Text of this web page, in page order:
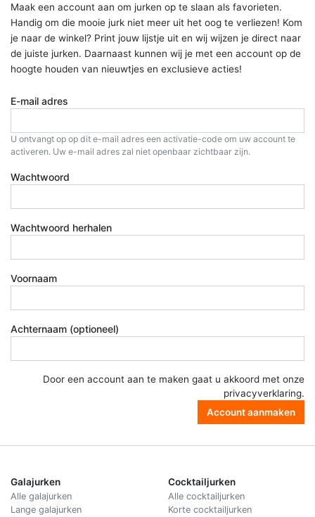
Maak een account aan om jurken op te slaan als favorieten.
Handig om die mooie jurk niet meer uit het oog te verliezen! Kom
je naar de winkel? Print jouw lijstje uit en wij wijzen je direct naar
de juiste jurken. Daarnaast kunnen wij je met een account op de
hoogte houden van nieuwtjes en exclusieve acties!
E-mail adres
U ontvangt op op dit e-mail adres een activatie-code om uw account te
activeren. Uw e-mail adres zal niet openbaar zichtbaar zijn.
Wachtwoord
Wachtwoord herhalen
Voornaam
Achternaam (optioneel)
Door een account aan te maken gaat u akkoord met onze
privacyverklaring.
Account aanmaken
Galajurken
Alle galajurken
Lange galajurken
Cocktailjurken
Alle cocktailjurken
Korte cocktailjurken